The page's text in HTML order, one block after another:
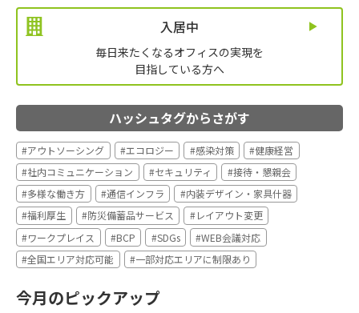
入居中
毎日来たくなるオフィスの実現を
目指している方へ
ハッシュタグからさがす
#アウトソーシング #エコロジー #感染対策
#健康経営
#社内コミュニケーション
#セキュリティ
#接待・懇親会
#多様な働き方
#通信インフラ
#内装デザイン・家具什器
#福利厚生
#防災備蓄品サービス
#レイアウト変更
#ワークプレイス
#BCP #SDGs
#WEB会議対応
#全国エリア対応可能
#一部対応エリアに制限あり
今月のピックアップ